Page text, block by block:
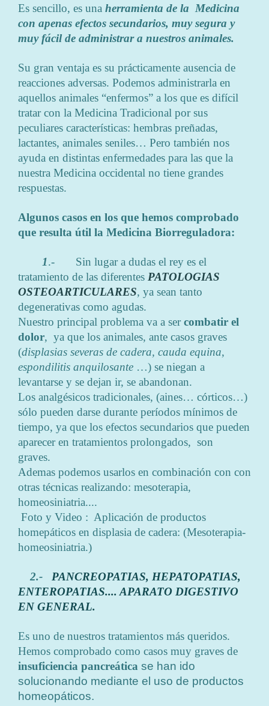
Es sencillo, es una herramienta de la Medicina
con apenas efectos secundarios, muy segura y
muy fácil de administrar a nuestros animales.
Su gran ventaja es su prácticamente ausencia de
reacciones adversas. Podemos administrarla en
aquellos animales “enfermos” a los que es difícil
tratar con la Medicina Tradicional por sus
peculiares características: hembras preñadas,
lactantes, animales seniles… Pero también nos
ayuda en distintas enfermedades para las que la
nuestra Medicina occidental no tiene grandes
respuestas.
Algunos casos en los que hemos comprobado
que resulta útil la Medicina Biorreguladora:
1.- Sin lugar a dudas el rey es el
tratamiento de las diferentes PATOLOGIAS
OSTEOARTICULARES, ya sean tanto
degenerativas como agudas.
Nuestro principal problema va a sercombatir el
dolor, ya que los animales, ante casos graves
(displasias severas de cadera, cauda equina,
espondilitis anquilosante …) se niegan a
levantarse y se dejan ir, se abandonan.
Los analgésicos tradicionales, (aines… córticos…)
sólo pueden darse durante períodos mínimos de
tiempo, ya que los efectos secundarios que pueden
aparecer en tratamientos prolongados, son
graves.
Ademas podemos usarlos en combinación con con
otras técnicas realizando: mesoterapia,
homeosiniatria....
Foto y Video : Aplicación de productos
homepáticos en displasia de cadera: (Mesoterapia-
homeosiniatria.)
2.-
PANCREOPATIAS, HEPATOPATIAS,
ENTEROPATIAS.... APARATO DIGESTIVO
EN GENERAL.
Es uno de nuestros tratamientos más queridos.
Hemos comprobado como casos muy graves de
insuficiencia pancreática se han ido
solucionando mediante el uso de productos
homeopáticos.